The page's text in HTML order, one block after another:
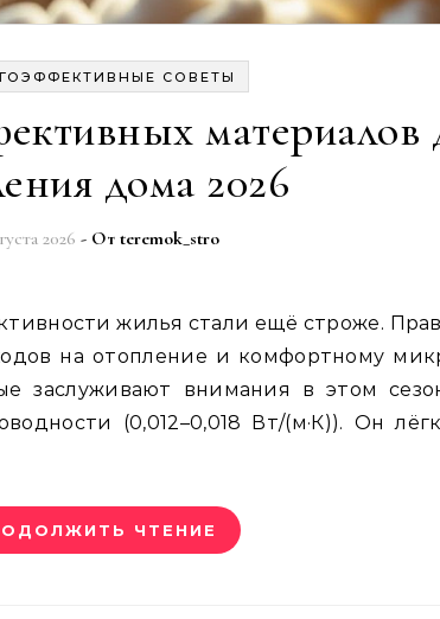
СОВЕТЫ
материалов
дома 2026
2026 - От teremok_stro
на отопление и комфортному
заслуживают внимания в этом
(0,012–0,018 Вт/(м·К)). Он
ЧТЕНИЕ